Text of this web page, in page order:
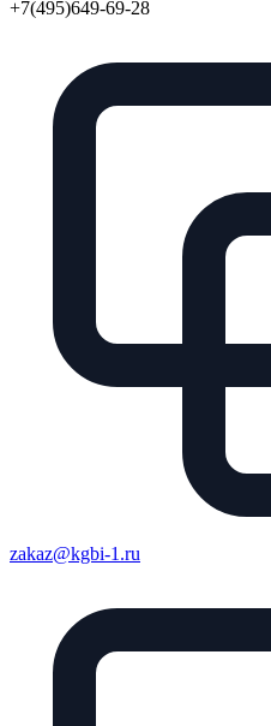
+7(495)649-69-28
zakaz@kgbi-1.ru